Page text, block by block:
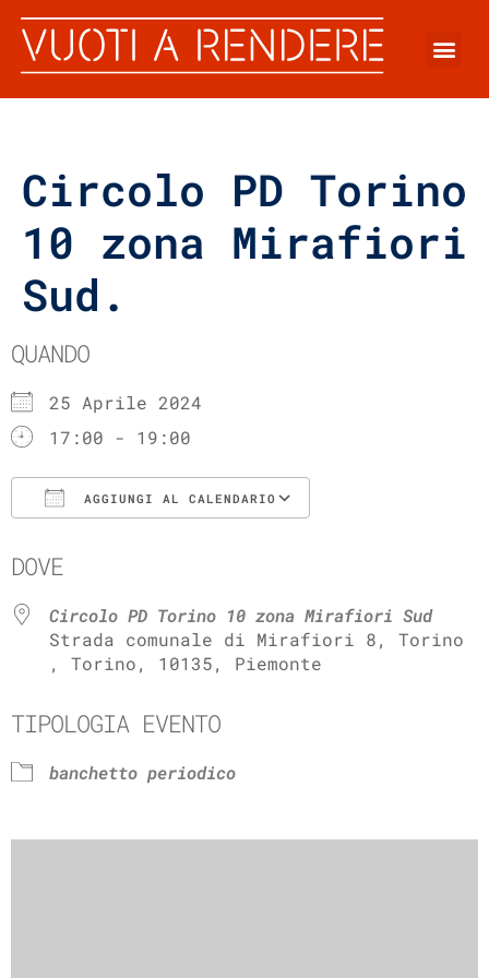
Circolo PD Torino
10 zona Mirafiori
Sud.
QUANDO
25 Aprile 2024
17:00 - 19:00
AGGIUNGI AL CALENDARIO
DOVE
Circolo PD Torino 10 zona Mirafiori Sud
Strada comunale di Mirafiori 8, Torino
, Torino, 10135, Piemonte
TIPOLOGIA EVENTO
banchetto periodico